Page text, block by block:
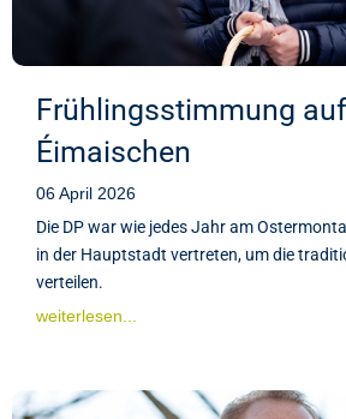
Frühlingsstimmung
Éimaischen
06 April 2026
Die DP war wie jedes Jahr am
in der Hauptstadt vertreten, um die
verteilen.
weiterlesen...